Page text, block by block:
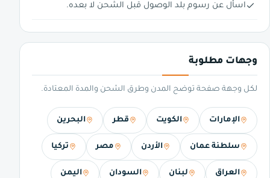
اسأل عن رسوم بلد الوصول قبل الشحن لا بعده.
وجهات مطلوبة
لكل وجهة صفحة توضح المدن وطرق الشحن والمدة المعتادة.
الإمارات الكويت قطر البحرين
سلطنة عمان الأردن مصر تركيا
العراق لبنان السودان اليمن